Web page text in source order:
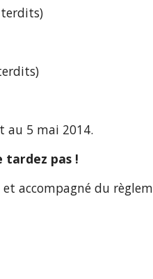
au 5 mai 2014.
tardez pas !
accompagné du